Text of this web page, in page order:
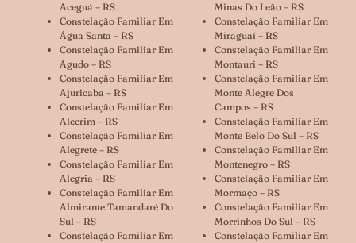
Aceguá – RS
Constelação Familiar Em
Água Santa – RS
Constelação Familiar Em
Agudo – RS
Constelação Familiar Em
Ajuricaba – RS
Constelação Familiar Em
Alecrim – RS
Constelação Familiar Em
Alegrete – RS
Constelação Familiar Em
Alegria – RS
Constelação Familiar Em
Almirante Tamandaré Do
Sul – RS
Constelação Familiar Em
Minas Do Leão – RS
Constelação Familiar Em
Miraguaí – RS
Constelação Familiar Em
Montauri – RS
Constelação Familiar Em
Monte Alegre Dos
Campos – RS
Constelação Familiar Em
Monte Belo Do Sul – RS
Constelação Familiar Em
Montenegro – RS
Constelação Familiar Em
Mormaço – RS
Constelação Familiar Em
Morrinhos Do Sul – RS
Constelação Familiar Em